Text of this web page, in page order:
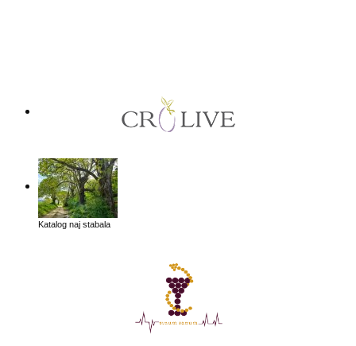
Katalog naj stabala